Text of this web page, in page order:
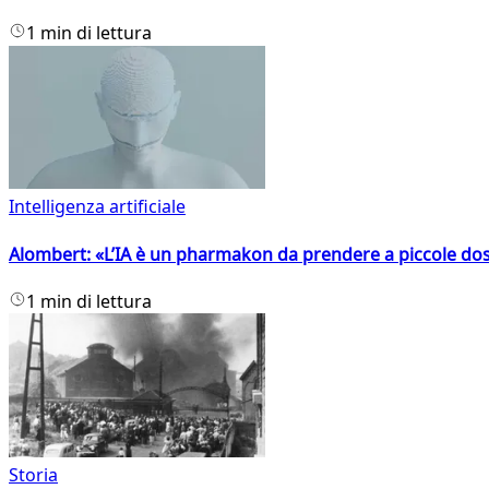
1 min di lettura
Intelligenza artificiale
Alombert: «L’IA è un pharmakon da prendere a piccole
1 min di lettura
Storia